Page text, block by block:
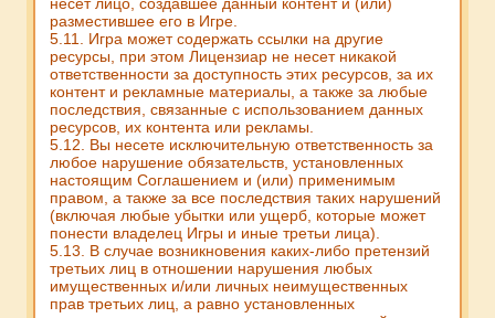
разместившее его в Игре.
5.11. Игра может содержать ссылки на другие
ресурсы, при этом Лицензиар не несет никакой
ответственности за доступность этих ресурсов, за их
контент и рекламные материалы, а также за любые
последствия, связанные с использованием данных
ресурсов, их контента или рекламы.
5.12. Вы несете исключительную ответственность за
любое нарушение обязательств, установленных
настоящим Соглашением и (или) применимым
правом, а также за все последствия таких нарушений
(включая любые убытки или ущерб, которые может
понести владелец Игры и иные третьи лица).
5.13. В случае возникновения каких-либо претензий
третьих лиц в отношении нарушения любых
имущественных и/или личных неимущественных
прав третьих лиц, а равно установленных